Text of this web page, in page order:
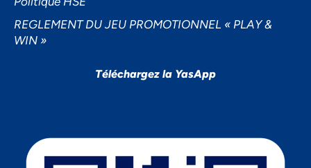
REGLEMENT DU JEU PROMOTIONNEL « PLAY &
WIN »
Téléchargez la YasApp